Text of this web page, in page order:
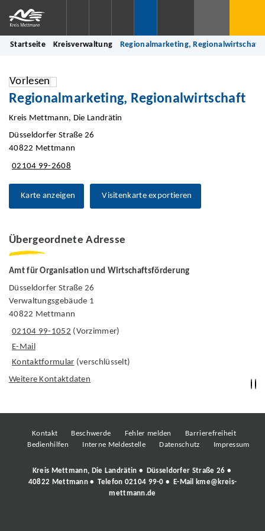
Startseite Kreisverwaltung Regionalmarketing, Regionalwirtschaft
Vorlesen
Regionalmarketing, Regionalwirtschaft
Kreis Mettmann, Die Landrätin
Düsseldorfer Straße 26
40822 Mettmann
02104 99-2608
Karte anzeigen Visitenkarte exportieren
Übergeordnete Adresse
Amt für Organisation und Wirtschaftsförderung
Düsseldorfer Straße 26
Verwaltungsgebäude 1
40822 Mettmann
02104 99-1052 (Vorzimmer)
E-Mail
Kontaktformular (verschlüsselt)
Weitere Kontaktdaten
Kontakt Beschwerde Fehler melden
Barrierefreiheit
Bedienhilfen
Interne Meldestelle Datenschutz Impressum
Kreis Mettmann, Die Landrätin • Düsseldorfer Straße 26 •
40822 Mettmann • Telefon 02104 99-0 • E-Mail
kme@kreis-
mettmann.de